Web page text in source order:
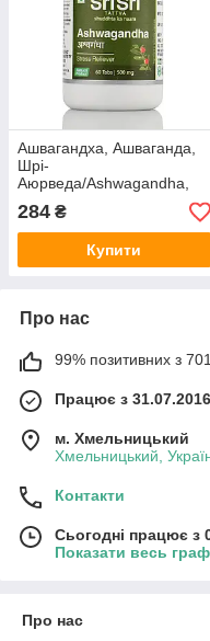
Ашвагандха, Ашваганда,
Шрі-
Аюрведа/Ashwagandha,
Ashwagandra Sri Sri
Ayurveda, 60 таб
284 ₴
Купити
Про нас
99% позитивних з 701
Працює з 31.07.2016
м. Хмельницький
Хмельницький,
Контакти
Сьогодні працює з
Показати весь
Про нас